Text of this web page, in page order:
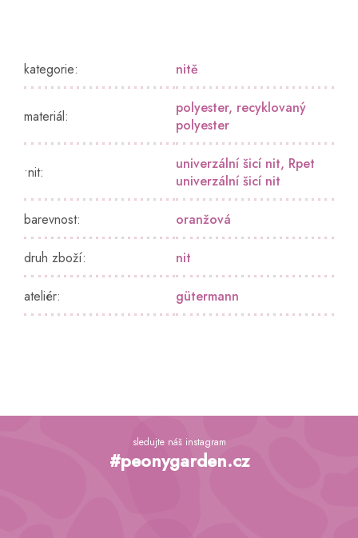
kategorie: nitě
materiál: polyester, recyklovaný
polyester
•nit: univerzální šicí nit, Rpet
univerzální šicí nit
barevnost: oranžová
druh zboží: nit
ateliér: gütermann
Z
sledujte náš instagram
#peonygarden.cz